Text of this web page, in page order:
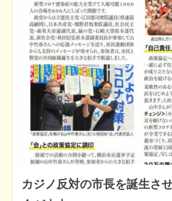
カジノ反対の市長を誕生さ